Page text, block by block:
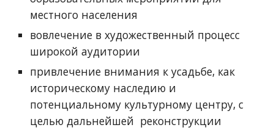
местного населения
вовлечение в художественный процесс
широкой аудитории
привлечение внимания к усадьбе, как
историческому наследию и
потенциальному культурному центру, с
целью дальнейшей реконструкции